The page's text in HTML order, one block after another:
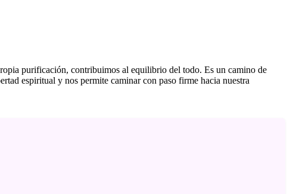
purificación, contribuimos al equilibrio del todo. Es un camino de
espiritual y nos permite caminar con paso firme hacia nuestra